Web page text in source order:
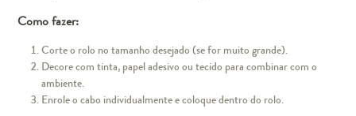
Como fazer:
Corte o rolo no tamanho desejado (se for muito grande).
Decore com tinta, papel adesivo ou tecido para combinar com o
ambiente.
Enrole o cabo individualmente e coloque dentro do rolo.